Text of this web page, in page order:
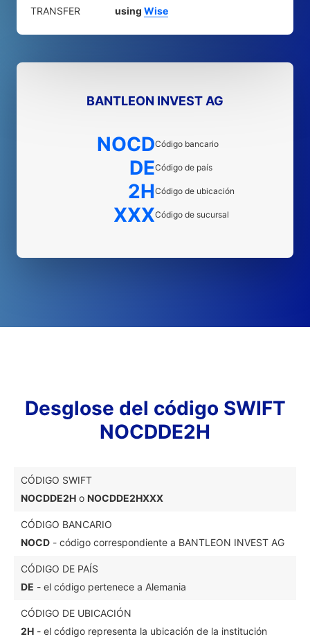
TRANSFER
using Wise
BANTLEON INVEST AG
NOCDCódigo bancario
DECódigo de país
2HCódigo de ubicación
XXXCódigo de sucursal
Desglose del código SWIFT
NOCDDE2H
CÓDIGO SWIFT
NOCDDE2H o NOCDDE2HXXX
CÓDIGO BANCARIO
NOCD - código correspondiente a BANTLEON INVEST AG
CÓDIGO DE PAÍS
DE - el código pertenece a Alemania
CÓDIGO DE UBICACIÓN
2H - el código representa la ubicación de la institución